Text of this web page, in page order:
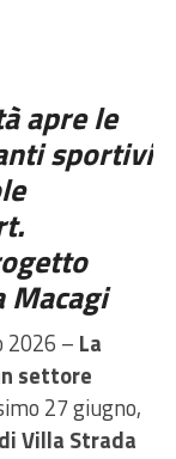
apre le
sportivi
Macagi
2026 – La
settore
27 giugno,
Villa Strada